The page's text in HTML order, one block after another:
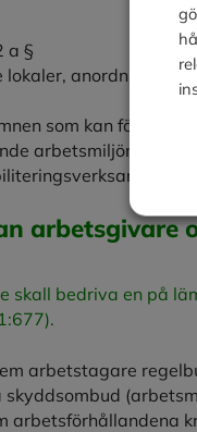
a §
anordningar,
som kan
arbetsmiljön
arbetsgivare
skall bedriva en på
arbetstagare
arbetsförhållandena